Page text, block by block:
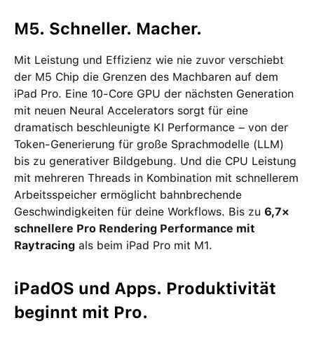
M5. Schneller. Macher.
Mit Leistung und Effizienz wie nie zuvor verschiebt
der M5 Chip die Grenzen des Machbaren auf dem
iPad Pro. Eine 10-Core GPU der nächsten Generation
mit neuen Neural Accelerators sorgt für eine
dramatisch beschleunigte KI Performance – von der
Token-Generierung für große Sprachmodelle (LLM)
bis zu generativer Bildgebung. Und die CPU Leistung
mit mehreren Threads in Kombination mit schnellerem
Arbeitsspeicher ermöglicht bahnbrechende
Geschwindigkeiten für deine Workflows. Bis zu 6,7×
schnellere Pro Rendering Performance mit
Raytracing als beim iPad Pro mit M1.
iPadOS und Apps. Produktivität
beginnt mit Pro.